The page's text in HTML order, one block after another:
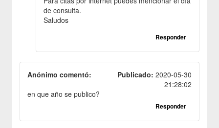
de consulta.
Saludos
Responder
Anónimo comentó: Publicado: 2020-05-30
21:28:02
en que año se publico?
Responder